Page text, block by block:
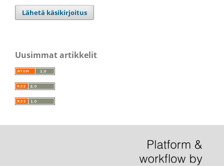
Lähetä käsikirjoitus
Uusimmat artikkelit